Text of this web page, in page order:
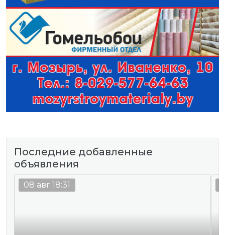
Последние добавленные
объявления
08 авг 18:31